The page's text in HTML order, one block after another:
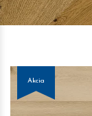
Akcia